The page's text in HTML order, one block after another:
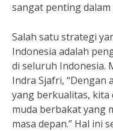
sangat penting
Salah satu strategi
Indonesia adalah
di seluruh Indonesia.
Indra Sjafri, “Dengan
yang berkualitas, kita
muda berbakat yang
masa depan.” Hal ini